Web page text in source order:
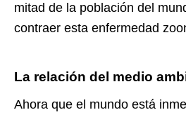
mitad de la población del
contraer esta enfermedad
La relación del medio
Ahora que el mundo está